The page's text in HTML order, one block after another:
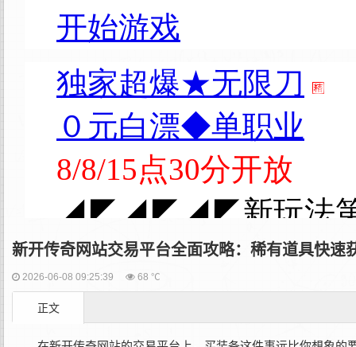
新开传奇网站交易平台全面攻略：稀有道具快速
2026-06-08 09:25:39 68 ℃
正文